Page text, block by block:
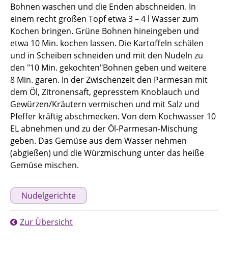
Bohnen waschen und die Enden abschneiden. In
einem recht großen Topf etwa 3 – 4 l Wasser zum
Kochen bringen. Grüne Bohnen hineingeben und
etwa 10 Min. kochen lassen. Die Kartoffeln schälen
und in Scheiben schneiden und mit den Nudeln zu
den "10 Min. gekochten"Bohnen geben und weitere
8 Min. garen. In der Zwischenzeit den Parmesan mit
dem Öl, Zitronensaft, gepresstem Knoblauch und
Gewürzen/Kräutern vermischen und mit Salz und
Pfeffer kräftig abschmecken. Von dem Kochwasser 10
EL abnehmen und zu der Öl-Parmesan-Mischung
geben. Das Gemüse aus dem Wasser nehmen
(abgießen) und die Würzmischung unter das heiße
Gemüse mischen.
Nudelgerichte
Zur Übersicht